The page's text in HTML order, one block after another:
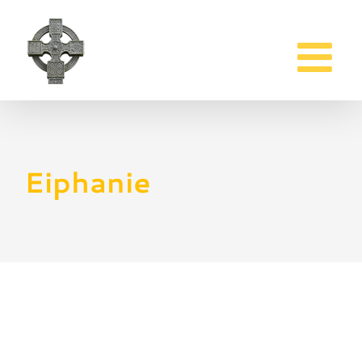
Inhalt
springen
Eiphanie